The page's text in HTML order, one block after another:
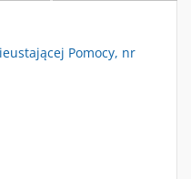
Pomocy, nr